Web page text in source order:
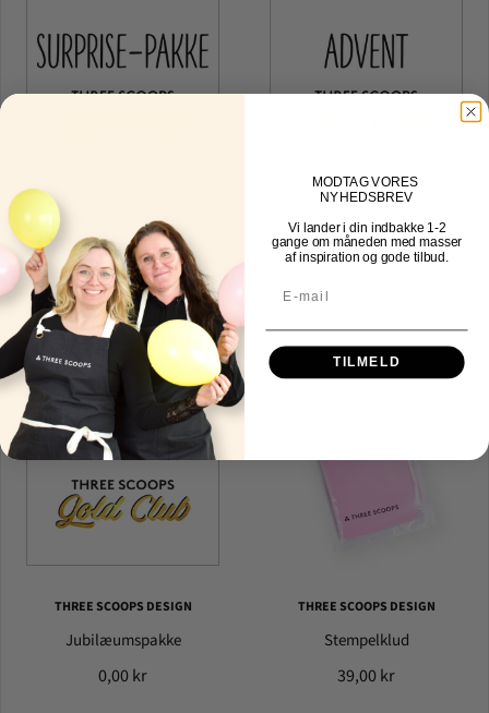
THREE SCOOPS DESIGN
Surprisepakke
0,00 kr
Adventskalenderpakke
THREE SCOOPS DESIGN
Jubilæumspakke
0,00 kr
THREE SCOOPS DESIGN
Stempelklud
39,00 kr
MODTAG VORES
NYHEDSBREV
Vi lander i din indbakke 1-2
gange om måneden med masser
af inspiration og gode tilbud.
TILMELD